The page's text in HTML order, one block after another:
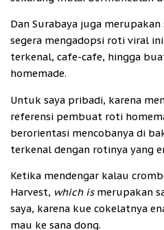
Dan Surabaya juga
segera mengadopsi roti viral
terkenal, cafe-cafe, hingga
homemade.
Untuk saya pribadi, karena
referensi pembuat roti
berorientasi mencobanya di
terkenal dengan rotinya yang
Ketika mendengar kalau
Harvest, which is merupakan
saya, karena kue cokelatnya
mau ke sana dong.